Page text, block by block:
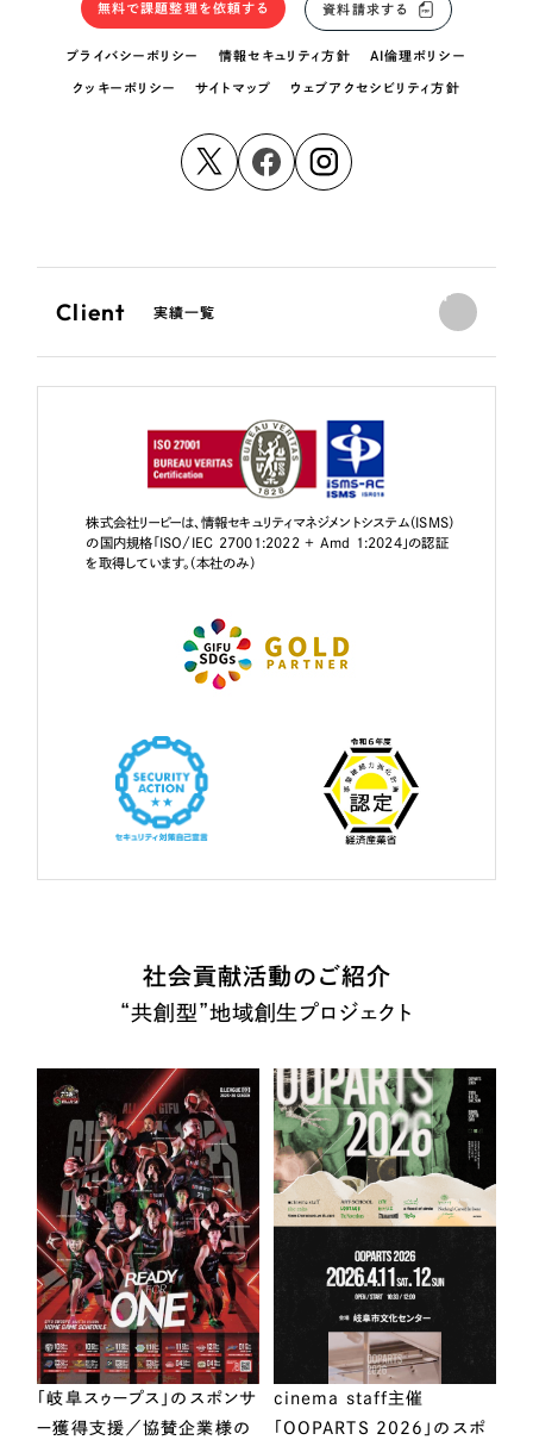
無料で課題整理を依頼する 資料請求する
プライバシーポリシー 情報セキュリティ方針 AI倫理ポリシー
クッキーポリシー サイトマップ ウェブアクセシビリティ方針
Client 実績一覧
株式会社リーピーは、情報セキュリティマネジメントシステム（ISMS）
の国内規格「ISO/IEC 27001:2022 + Amd 1:2024」の認証
を取得しています。（本社のみ）
社会貢献活動のご紹介
“共創型”地域創生プロジェクト
「岐阜スゥープス」のスポンサ
ー獲得支援／協賛企業様の
cinema staff主催
「OOPARTS 2026」のスポ